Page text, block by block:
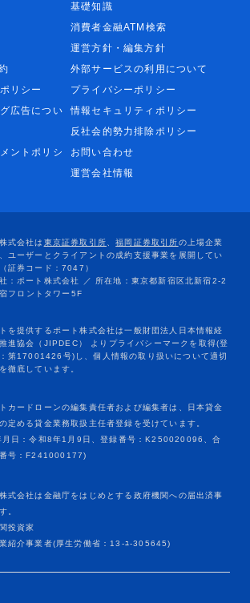
基礎知識
消費者金融ATM検索
運営方針・編集方針
外部サービスの利用について
リシー
プライバシーポリシー
広告につい
情報セキュリティポリシー
反社会的勢力排除ポリシー
ントポリシ
お問い合わせ
運営会社情報
カードローンの編集責任者および編集者は、日本貸金
定める貸金業務取扱主任者登録を受けています。
月日：令和8年1月9日、登録番号：K250020096、合
号：F241000177)
式会社は金融庁をはじめとする政府機関への届出済事
。
投資家
紹介事業者(厚生労働省：13-ﾕ-305645)